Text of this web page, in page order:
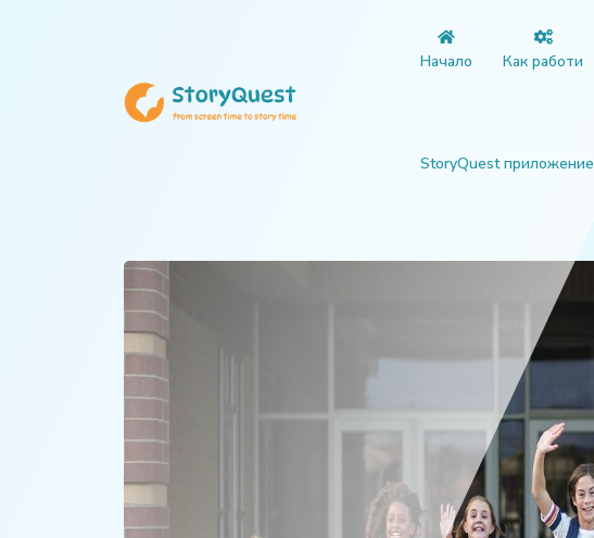
Начало Как работи
StoryQuest приложение